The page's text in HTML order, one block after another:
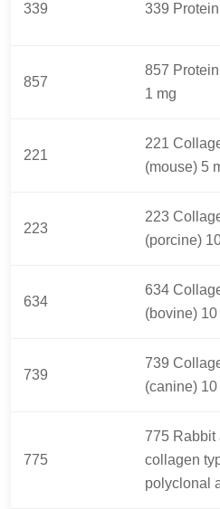
339 339
857
857
1 mg
221
221
(mouse) 5
223
223
(porcine)
634
634
(bovine) 10
739
739
(canine) 10
775
775 Rabbit
collagen
polyclonal